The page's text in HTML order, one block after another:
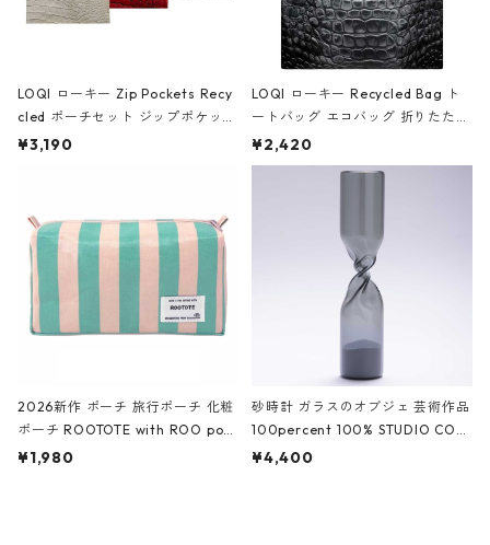
LOQI ローキー Zip Pockets Recy
cled ポーチセット ジップポケット
ファスナーポーチ 撥水加工 トラベ
ーガンディー、オフホワイト
¥3,190
LOQI ローキー Recycled Bag ト
ートバッグ エコバッグ 折りたたみ
大きめ 撥水加工 収納ポーチ CRO
CODILE/Black クロコダイル/ブラ
¥2,420
2026新作 ポーチ 旅行ポーチ 化粧
ポーチ ROOTOTE with ROO pou
ch 3532 ルートート WR.ポーチ.ラ
¥1,980
砂時計 ガラスのオブジェ 芸術作品
100percent 100% STUDIO COH
AKU Timeless 100パーセント ス
¥4,400